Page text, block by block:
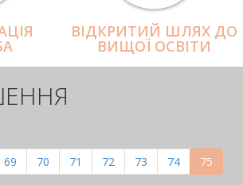
ВІДКРИТИЙ ШЛЯХ ДО
ВИЩОЇ ОСВІТИ
Page
69 Page
70 Page
71 Page
72 Page
73 Page
74 75